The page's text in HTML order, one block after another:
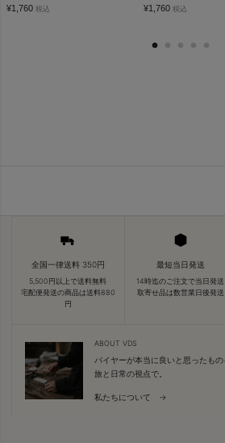
¥1,760 税込 ¥1,760 税込
全国一律送料 350円
5,500円以上で送料無料
宅配便発送の商品は送料880
円
最短当日発送
14時迄のご注文で当日発送
取寄せ品は数営業日後発送
ABOUT VDS
バイヤーが本当に良いと思ったもの
旅と日常の視点で。
私たちについて →